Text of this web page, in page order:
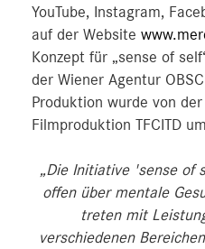
YouTube, Instagram,
auf der Website
Konzept für „sense of
der Wiener Agentur
Produktion wurde von
Filmproduktion TFCITD
„Die Initiative 'sense of
offen über mentale
treten mit
verschiedenen